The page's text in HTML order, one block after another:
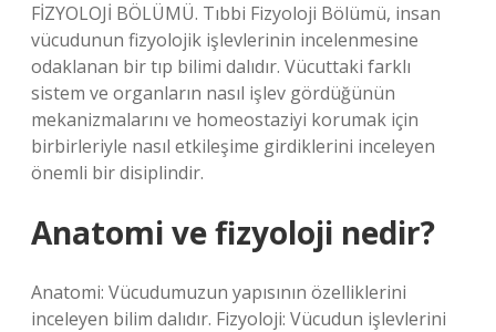
FİZYOLOJİ BÖLÜMÜ. Tıbbi Fizyoloji Bölümü, insan
vücudunun fizyolojik işlevlerinin incelenmesine
odaklanan bir tıp bilimi dalıdır. Vücuttaki farklı
sistem ve organların nasıl işlev gördüğünün
mekanizmalarını ve homeostaziyi korumak için
birbirleriyle nasıl etkileşime girdiklerini inceleyen
önemli bir disiplindir.
Anatomi ve fizyoloji nedir?
Anatomi: Vücudumuzun yapısının özelliklerini
inceleyen bilim dalıdır. Fizyoloji: Vücudun işlevlerini